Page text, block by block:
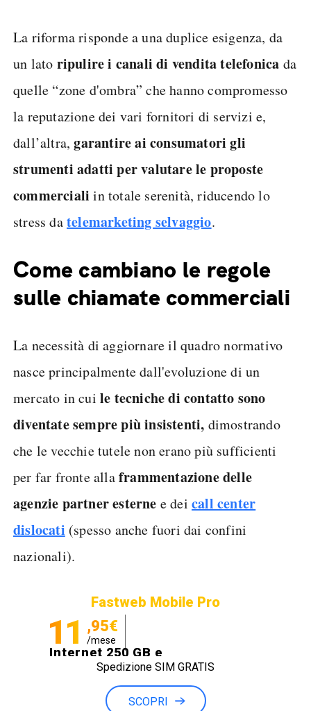
La riforma risponde a una duplice esigenza, da
un lato ripulire i canali di vendita telefonica da
quelle “zone d'ombra” che hanno compromesso
la reputazione dei vari fornitori di servizi e,
dall’altra,garantire ai consumatori gli
strumenti adatti per valutare le proposte
commerciali in totale serenità, riducendo lo
stress datelemarketing selvaggio.
Come cambiano le regole
sulle chiamate commerciali
La necessità di aggiornare il quadro normativo
nasce principalmente dall'evoluzione di un
mercato in cui le tecniche di contatto sono
diventate sempre più insistenti, dimostrando
che le vecchie tutele non erano più sufficienti
per far fronte allaframmentazione delle
agenzie partner esterne e deicall center
dislocati (spesso anche fuori dai confini
nazionali).
Fastweb Mobile Pro
11 ,95€
/mese
Internet 250 GB e
Minuti illimitati
Spedizione SIM GRATIS
SCOPRI